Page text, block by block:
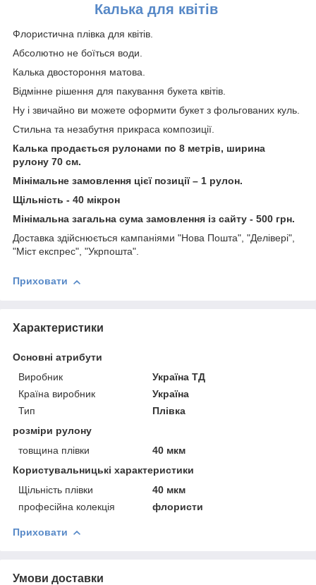
Калька для квітів
Флористична плівка для квітів.
Абсолютно не боїться води.
Калька двостороння матова.
Відмінне рішення для пакування букета квітів.
Ну і звичайно ви можете оформити букет з фольгованих куль.
Стильна та незабутня прикраса композиції.
Калька продається рулонами по 8 метрів, ширина
рулону 70 см.
Мінімальне замовлення цієї позиції – 1 рулон.
Щільність - 40 мікрон
Мінімальна загальна сума замовлення із сайту - 500 грн.
Доставка здійснюється кампаніями "Нова Пошта", "Делівері",
"Міст експрес", "Укрпошта".
Приховати
Характеристики
Основні атрибути
Виробник
Україна ТД
Країна виробник
Україна
Тип
Плівка
розміри рулону
товщина плівки
40 мкм
Користувальницькі характеристики
Щільність плівки
40 мкм
професійна колекція
флористи
Приховати
Умови доставки